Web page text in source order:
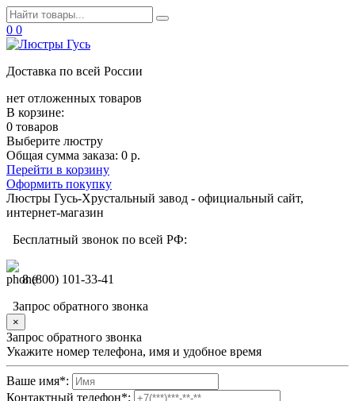
0 0
Доставка по всей России
нет отложенных товаров
В корзине:
0 товаров
Выберите люстру
Общая сумма заказа: 0 р.
Перейти в корзину
Оформить покупку
Люстры Гусь-Хрустальный завод - официальный сайт,
интернет-магазин
Бесплатный звонок по всей РФ:
8 (800) 101-33-41
Запрос обратного звонка
×
Запрос обратного звонка
Укажите номер телефона, имя и удобное время
Ваше имя*:
Контактный телефон*: